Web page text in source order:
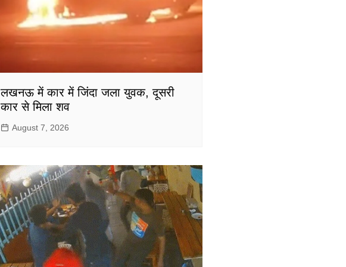
लखनऊ में कार में जिंदा जला युवक, दूसरी
कार से मिला शव
August 7, 2026